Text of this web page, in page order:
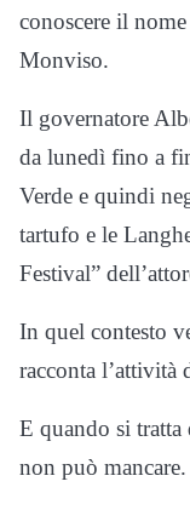
conoscere il
Monviso.
Il governatore
da lunedì fino a
Verde e quindi
tartufo e le
Festival”
In quel contesto
racconta
E quando si
non può mancare.